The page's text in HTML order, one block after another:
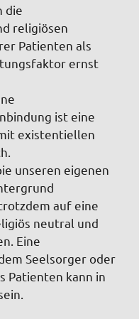
die
religiösen
Patienten als
ernst
ist eine
existentiellen
unseren eigenen
auf eine
neutral und
Eine
Seelsorger oder
Patienten kann in